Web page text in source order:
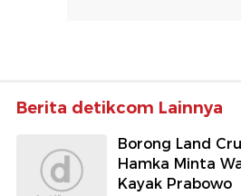
Berita detikcom Lainnya
Borong Land
Hamka Minta
Kayak Prabowo